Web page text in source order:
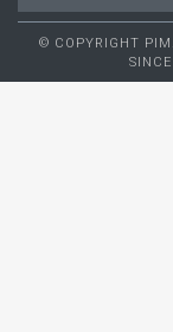
© COPYRIGHT